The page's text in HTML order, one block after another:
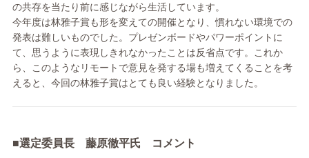
の共存を当たり前に感じながら生活しています。
今年度は林雅子賞も形を変えての開催となり、慣れない環境での
発表は難しいものでした。プレゼンボードやパワーポイントに
て、思うように表現しきれなかったことは反省点です。これか
ら、このようなリモートで意見を発する場も増えてくることを考
えると、今回の林雅子賞はとても良い経験となりました。
■選定委員長 藤原徹平氏 コメント